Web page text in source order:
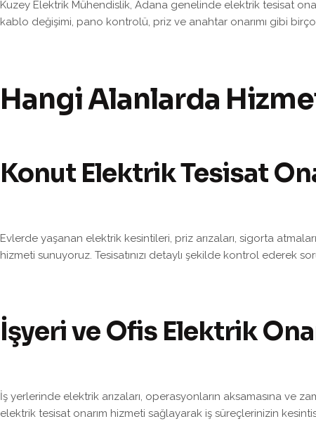
Kuzey Elektrik Mühendislik, Adana genelinde elektrik tesisat
kablo değişimi, pano kontrolü, priz ve anahtar onarımı gibi
Hangi Alanlarda
Konut Elektrik Tesisat
Evlerde yaşanan elektrik kesintileri, priz arızaları, sigorta
hizmeti sunuyoruz. Tesisatınızı detaylı şekilde kontrol ederek
İşyeri ve Ofis Elektrik
İş yerlerinde elektrik arızaları, operasyonların aksamasına ve
elektrik tesisat onarım hizmeti sağlayarak iş süreçlerinizin